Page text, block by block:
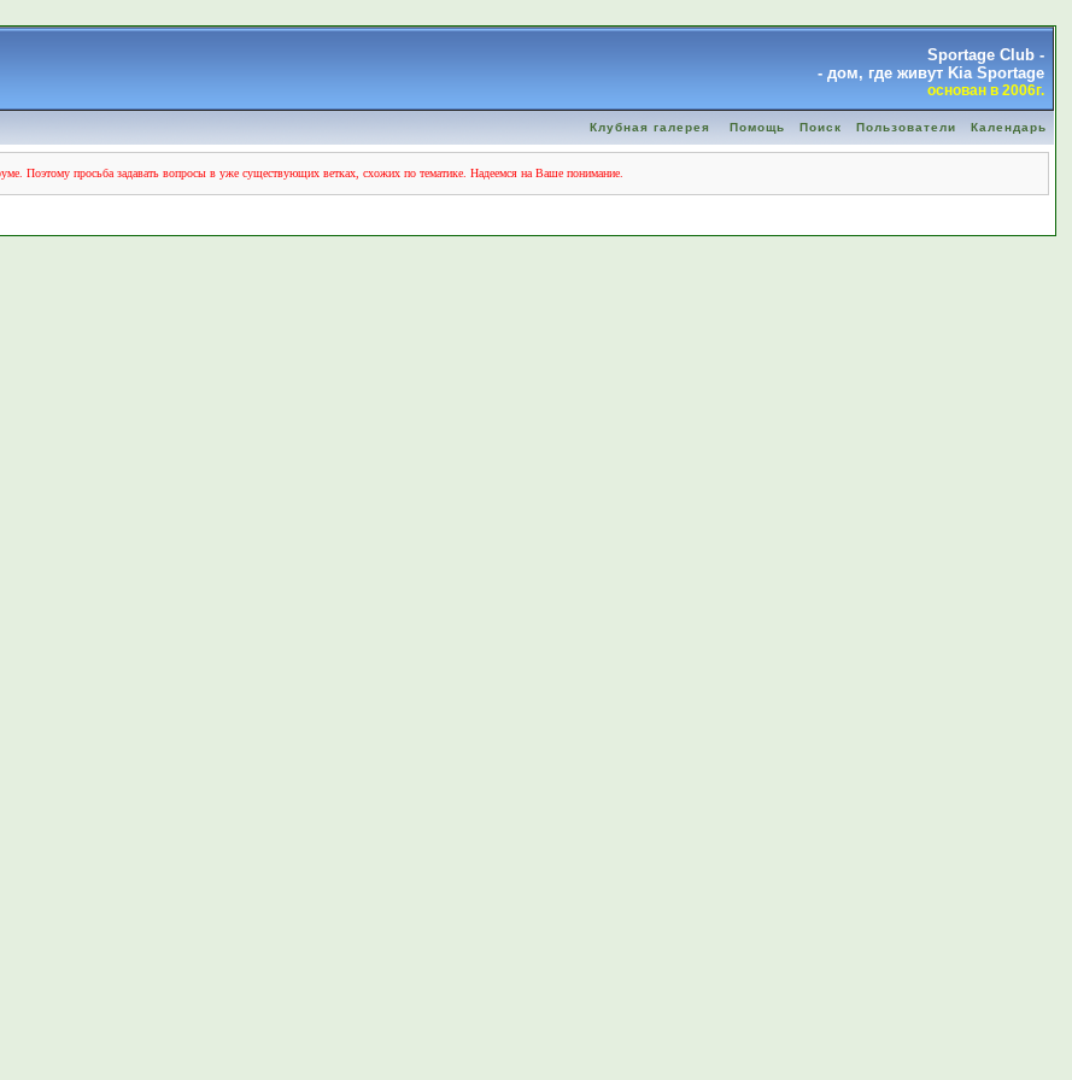
Sportage Club -
- дом, где живут Kia Sportage
основан в 2006г.
Клубная галерея Помощь Поиск Пользователи Календарь
Поэтому просьба задавать вопросы в уже существующих ветках, схожих по тематике. Надеемся на Ваше понимание.